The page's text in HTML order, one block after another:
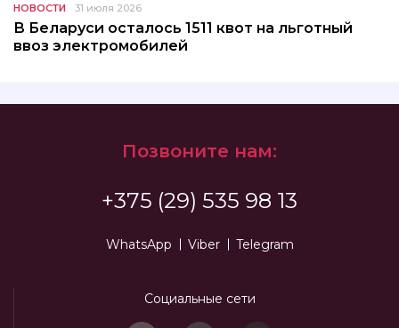
НОВОСТИ 31 июля 2026
В Беларуси осталось 1511 квот на льготный
ввоз электромобилей
Позвоните нам:
+375 (29) 535 98 13
WhatsApp Viber Telegram
Социальные сети